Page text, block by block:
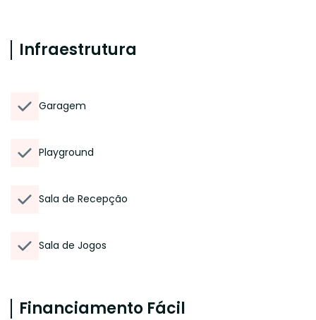
Infraestrutura
Garagem
Playground
Sala de Recepção
Sala de Jogos
Financiamento Fácil